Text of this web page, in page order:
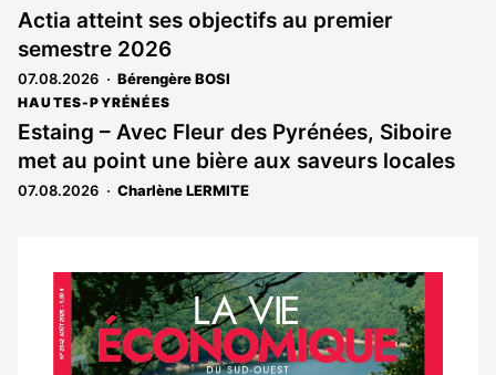
est
réservé
Actia atteint ses objectifs au premier
semestre 2026
07.08.2026 Bérengère BOSI
HAUTES-PYRÉNÉES
Estaing – Avec Fleur des Pyrénées, Siboire
met au point une bière aux saveurs locales
07.08.2026 Charlène LERMITE
Notre
dernier
magazine